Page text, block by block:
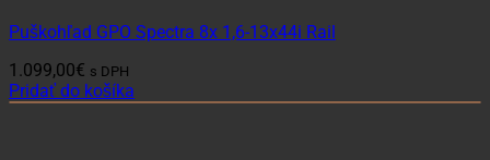
Puškohľad GPO Spectra 8x 1,6-13x44i Rail
1.099,00€ s DPH
Pridať do košíka